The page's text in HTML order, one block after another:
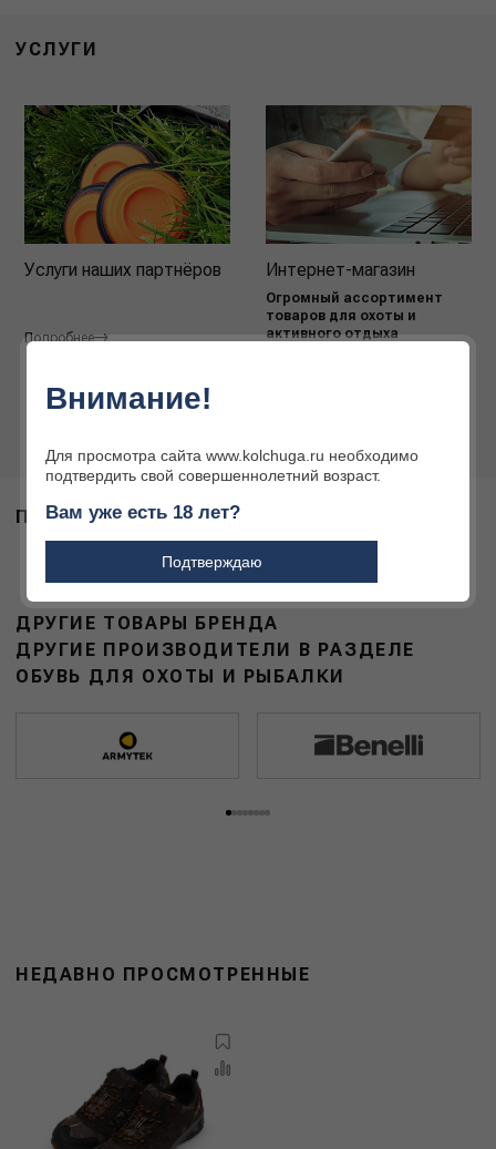
УСЛУГИ
Услуги наших партнёров
Подробнее
Интернет-магазин
Огромный ассортимент
товаров для охоты и
активного отдыха
ПОХОЖИЕ ТОВАРЫ
ДРУГИЕ ТОВАРЫ БРЕНДА
ДРУГИЕ ПРОИЗВОДИТЕЛИ В РАЗДЕЛЕ
ОБУВЬ ДЛЯ ОХОТЫ И РЫБАЛКИ
НЕДАВНО ПРОСМОТРЕННЫЕ
Внимание!
Для просмотра сайта www.kolchuga.ru необходимо
подтвердить свой совершеннолетний возраст.
Вам уже есть 18 лет?
Подтверждаю